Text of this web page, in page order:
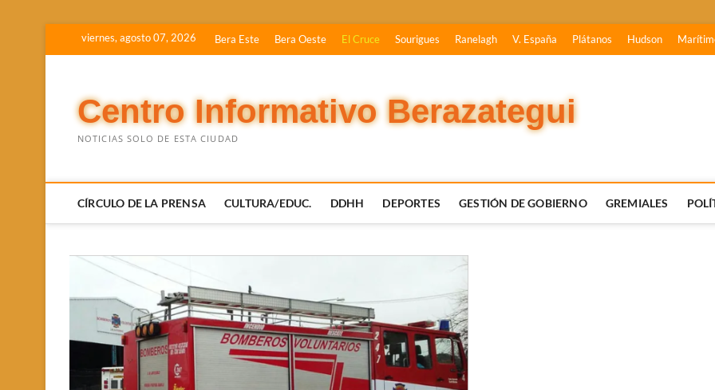
viernes, agosto 07, 2026 Bera Este Bera Oeste El Cruce Sourigues Ranelagh V. España Plátanos Hudson
Centro Informativo Berazategui
NOTICIAS SOLO DE ESTA CIUDAD
CÍRCULO DE LA PRENSA CULTURA/EDUC. DDHH DEPORTES GESTIÓN DE GOBIERNO GREMIALES